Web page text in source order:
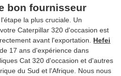
bon fournisseur
la plus cruciale. Un
Caterpillar 320 d'occasion est
avant l'exportation. Hefei
17 ans d'expérience dans
Cat 320 d'occasion et d'autres
du Sud et l'Afrique. Nous nous